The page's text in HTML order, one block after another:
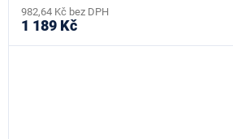
982,64 Kč bez DPH
1 189 Kč